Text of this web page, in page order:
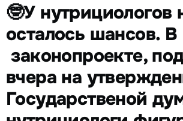
🤓У нутрициологов
осталось шансов. В
законопроекте,
вчера на
Государственой